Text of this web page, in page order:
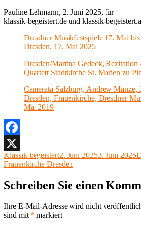
Pauline Lehmann, 2. Juni 2025, für
klassik-begeistert.de und klassik-
Dresdner Musikfestspiele 17. Mai
Dresden, 17. Mai 2025
Dresden/Martina Gedeck, Rezitation
Quartett Stadtkirche St. Marien zu
Camerata Salzburg, Andrew Manze,
Dresden, Frauenkirche, Dresdner
Mai 2019
Facebook
X
Autor
Klassik-begeistertVeröffentlicht
am
2. Juni 20253. Juni 2025
Frauenkirche Dresden
Schreiben Sie einen
Ihre E-Mail-Adresse wird nicht
sind mit * markiert